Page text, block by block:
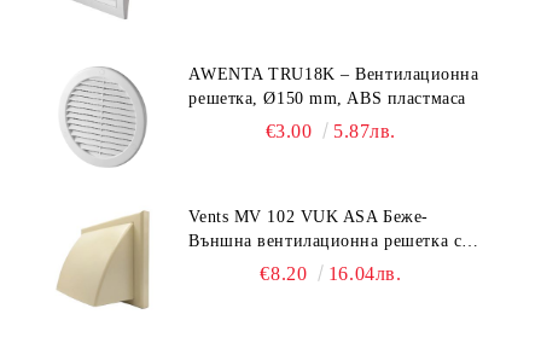
AWENTA TRU18K – Вентилационна
решетка, Ø150 mm, ABS пластмаса
€3.00 5.87лв.
Vents MV 102 VUK ASA Беже-
Външна вентилационна решетка с
гравитачна клапа Ø 100, Ø 125,
€8.20 16.04лв.